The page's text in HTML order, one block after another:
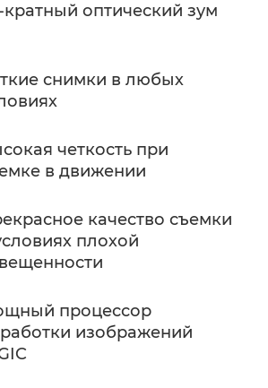
кратный оптический зум
снимки в любых
четкость при
в движении
качество съемки
плохой
процессор
изображений